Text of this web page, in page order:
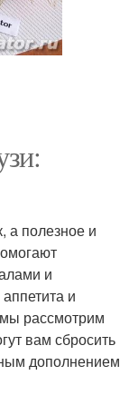
а полезное и
и
и
рассмотрим
вам сбросить
дополнением